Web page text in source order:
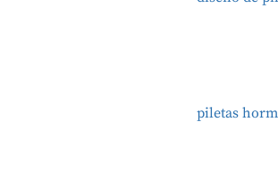
piletas